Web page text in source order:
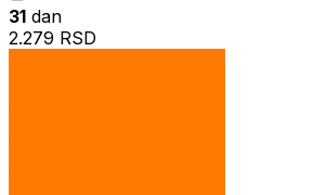
31 dan
2.279 RSD